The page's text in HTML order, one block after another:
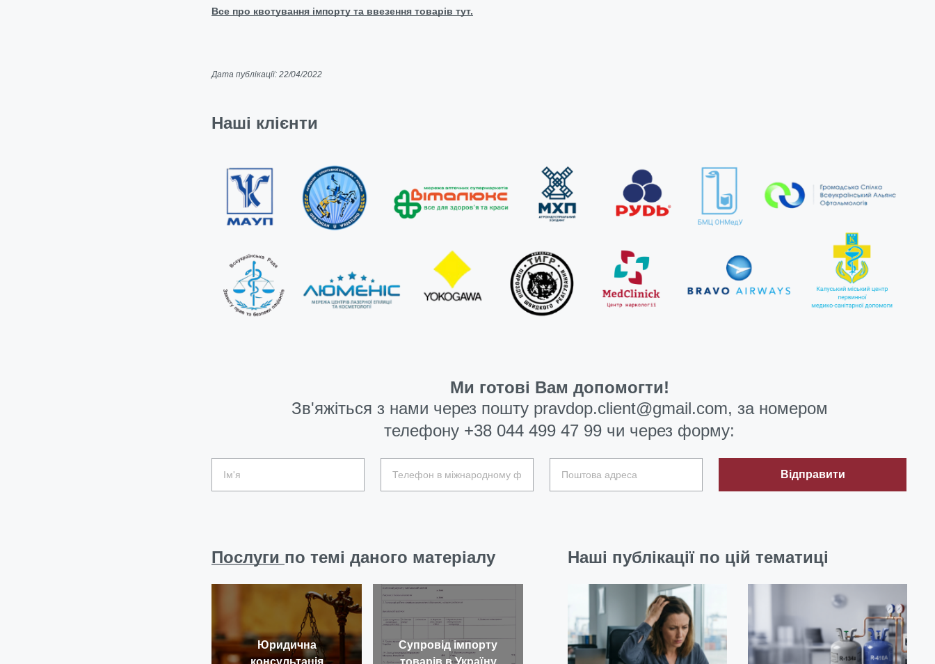
Все про квотування імпорту та ввезення товарів тут.
Дата публікації: 22/04/2022
Наші клієнти
Ми готові Вам допомогти!
Зв'яжіться з нами через пошту pravdop.client@gmail.com, за номером
телефону +38 044 499 47 99 чи через форму:
Відправити
Послуги по темі даного матеріалу
Юридична
консультація
Супровід імпорту
товарів в Україну
Наші публікації по цій тематиці